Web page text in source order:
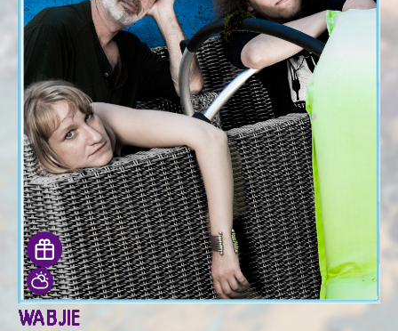
WABJIE